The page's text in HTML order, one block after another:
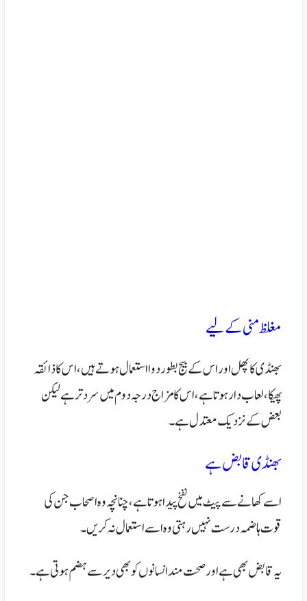
مغلظ منی کے لیے
بھنڈی کا پھل اور اس کے بیج بطور دوا استعمال ہوتے ہیں، اس کا ذائقہ
پھیکا، لعاب دار ہوتا ہے، اس کا مزاج درجہ دوم میں سرد تر ہے لیکن
بعض کے نزدیک معتدل ہے۔
بھنڈی قابض ہے
اسے کھانے سے پیٹ میں نفخ پیدا ہوتا ہے، چنانچہ وہ اصحاب جن کی
قوت ہاضمہ درست نہیں رہتی وہ اسے استعمال نہ کریں۔
یہ قابض بھی ہے اور صحت مند انسانوں کو بھی دیر سے ہضم ہوتی ہے۔